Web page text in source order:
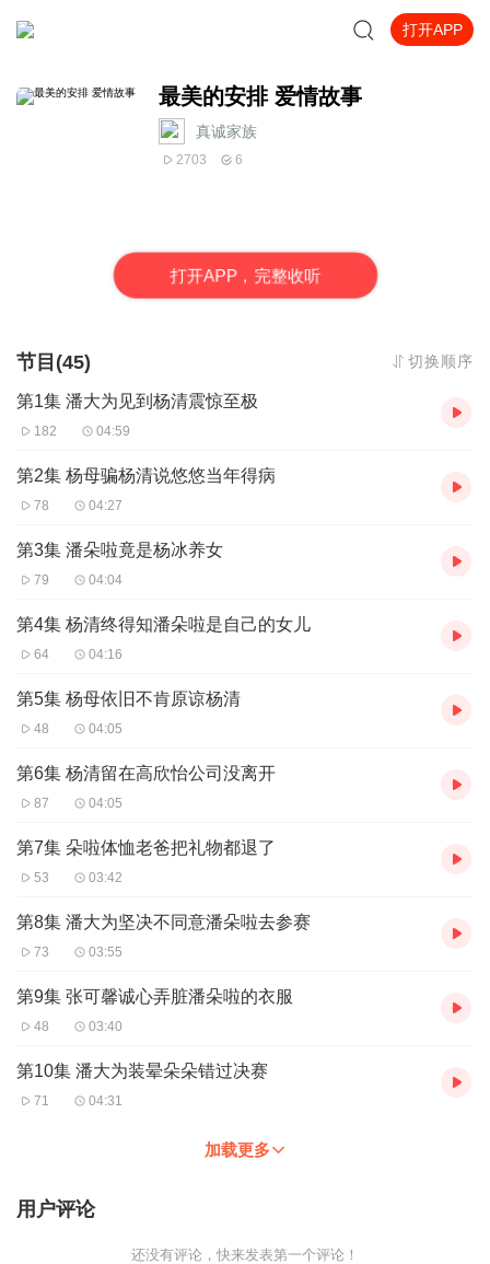
打开APP
最美的安排 爱情故事
真诚家族
2703 6
打开APP，完整收听
节目(45) 切换顺序
第1集 潘大为见到杨清震惊至极
182 04:59
第2集 杨母骗杨清说悠悠当年得病
78 04:27
第3集 潘朵啦竟是杨冰养女
79 04:04
第4集 杨清终得知潘朵啦是自己的女儿
64 04:16
第5集 杨母依旧不肯原谅杨清
48 04:05
第6集 杨清留在高欣怡公司没离开
87 04:05
第7集 朵啦体恤老爸把礼物都退了
53 03:42
第8集 潘大为坚决不同意潘朵啦去参赛
73 03:55
第9集 张可馨诚心弄脏潘朵啦的衣服
48 03:40
第10集 潘大为装晕朵朵错过决赛
71 04:31
加载更多
用户评论
还没有评论，快来发表第一个评论！